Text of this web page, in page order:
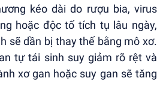
kéo dài do rượu bia, virus
hoặc độc tố tích tụ lâu ngày,
sẽ dần bị thay thế bằng mô xơ.
tự tái sinh suy giảm rõ rệt và
xơ gan hoặc suy gan sẽ tăng